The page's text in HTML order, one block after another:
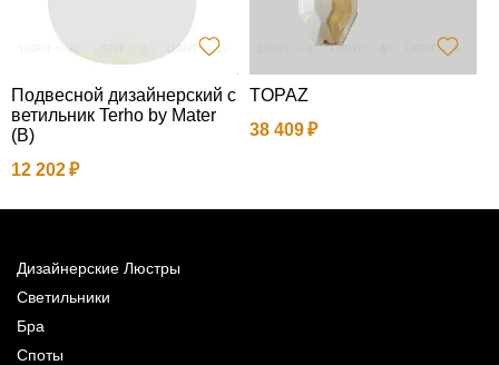
Подвесной дизайнерский с
ветильник Terho by Mater
(B)
12 202
TOPAZ
38 409
Дизайнерские Люстры
Светильники
Бра
Споты